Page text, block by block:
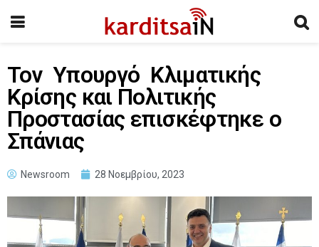
Τον Υπουργό Κλιματικής
Κρίσης και Πολιτικής
Προστασίας επισκέφτηκε ο
Σπάνιας
Newsroom 28 Νοεμβρίου, 2023